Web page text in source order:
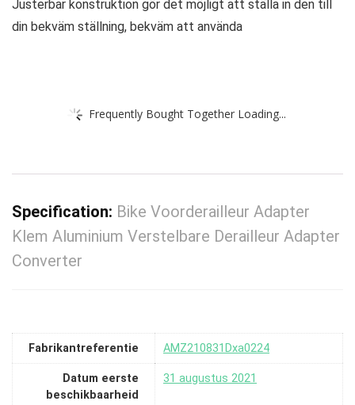
Justerbar konstruktion gör det möjligt att ställa in den till
din bekväm ställning, bekväm att använda
Frequently Bought Together Loading...
Specification: Bike Voorderailleur Adapter
Klem Aluminium Verstelbare Derailleur Adapter
Converter
Fabrikantreferentie AMZ210831Dxa0224
Datum eerste
beschikbaarheid
31 augustus 2021